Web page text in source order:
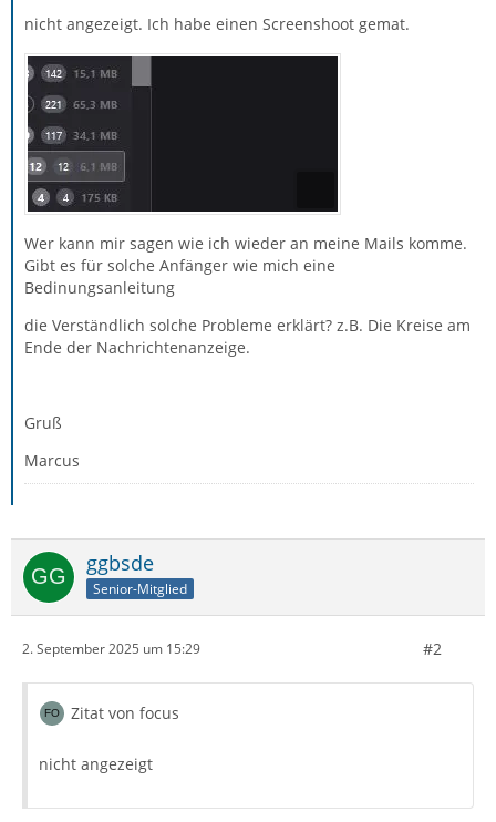
nicht angezeigt. Ich habe einen Screenshoot gemat.
Wer kann mir sagen wie ich wieder an meine Mails komme.
Gibt es für solche Anfänger wie mich eine
Bedinungsanleitung
die Verständlich solche Probleme erklärt? z.B. Die Kreise am
Ende der Nachrichtenanzeige.
Gruß
Marcus
ggbsde
Senior-Mitglied
2. September 2025 um 15:29 #2
Zitat von focus
nicht angezeigt